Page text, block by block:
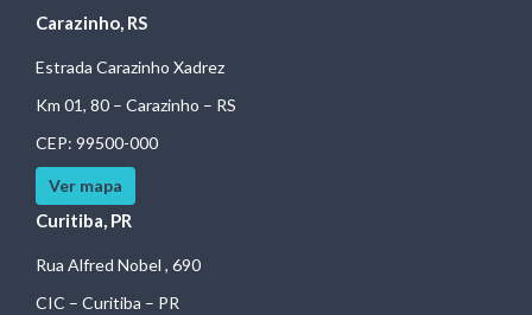
Carazinho, RS
Estrada Carazinho Xadrez
Km 01, 80 – Carazinho – RS
CEP: 99500-000
Ver mapa
Curitiba, PR
Rua Alfred Nobel , 690
CIC – Curitiba – PR